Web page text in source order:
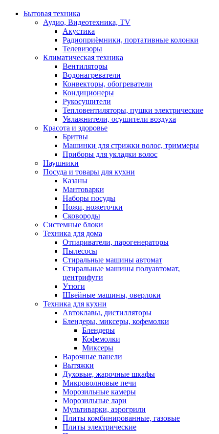
Бытовая техника
Аудио, Видеотехника, TV
Акустика
Радиоприёмники, портативные колонки
Телевизоры
Климатическая техника
Вентиляторы
Водонагреватели
Конвекторы, обогреватели
Кондиционеры
Рукосушители
Тепловентиляторы, пушки электрические
Увлажнители, осушители воздуха
Красота и здоровье
Бритвы
Машинки для стрижки волос, триммеры
Приборы для укладки волос
Наушники
Посуда и товары для кухни
Казаны
Мантоварки
Наборы посуды
Ножи, ножеточки
Сковороды
Системные блоки
Техника для дома
Отпариватели, парогенераторы
Пылесосы
Стиральные машины автомат
Стиральные машины полуавтомат,
центрифуги
Утюги
Швейные машины, оверлоки
Техника для кухни
Автоклавы, дистилляторы
Блендеры, миксеры, кофемолки
Блендеры
Кофемолки
Миксеры
Варочные панели
Вытяжки
Духовые, жарочные шкафы
Микроволновые печи
Морозильные камеры
Морозильные лари
Мультиварки, аэрогрили
Плиты комбинированные, газовые
Плиты электрические